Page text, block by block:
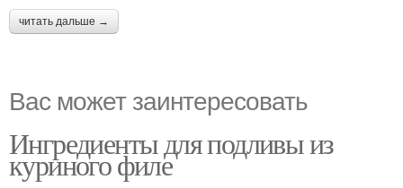
читать дальше →
Вас может заинтересовать
Ингредиенты для подливы из
куриного филе